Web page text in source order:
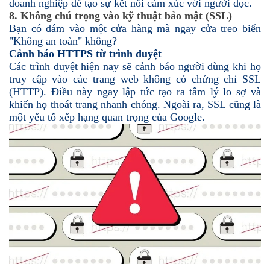
doanh nghiệp để tạo sự kết nối cảm xúc với người đọc.
8. Không chú trọng vào kỹ thuật bảo mật (SSL)
Bạn có dám vào một cửa hàng mà ngay cửa treo biển
"Không an toàn" không?
Cảnh báo HTTPS từ trình duyệt
Các trình duyệt hiện nay sẽ cảnh báo người dùng khi họ
truy cập vào các trang web không có chứng chỉ SSL
(HTTP). Điều này ngay lập tức tạo ra tâm lý lo sợ và
khiến họ thoát trang nhanh chóng. Ngoài ra, SSL cũng là
một yếu tố xếp hạng quan trọng của Google.